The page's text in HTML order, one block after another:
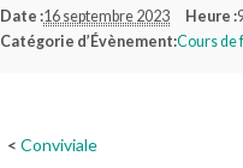
Date :16 septembre 2023 Heure :
Catégorie d’Évènement:Cours de
Conviviale